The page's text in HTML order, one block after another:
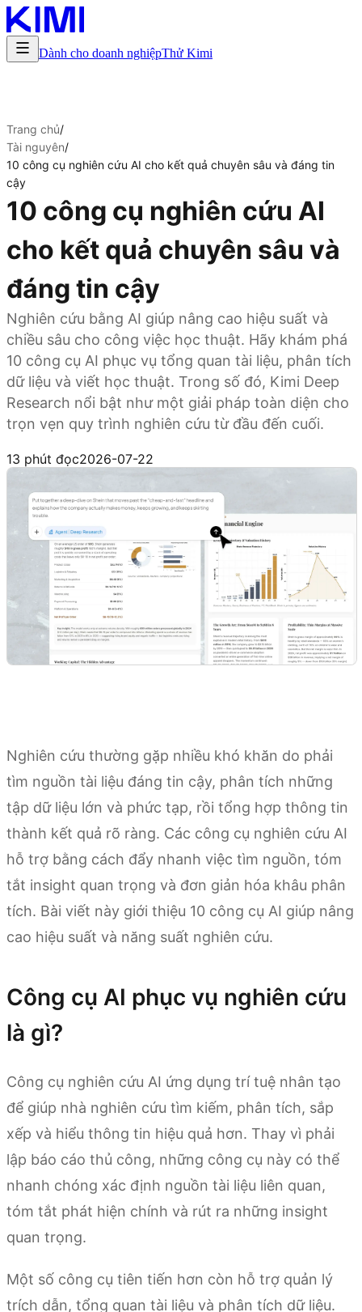
Dành cho doanh nghiệpThử Kimi
Trang chủ/
Tài nguyên/
10 công cụ nghiên cứu AI cho kết quả chuyên sâu và đáng tin
cậy
10 công cụ nghiên cứu AI
cho kết quả chuyên sâu và
đáng tin cậy
Nghiên cứu bằng AI giúp nâng cao hiệu suất và
chiều sâu cho công việc học thuật. Hãy khám phá
10 công cụ AI phục vụ tổng quan tài liệu, phân tích
dữ liệu và viết học thuật. Trong số đó, Kimi Deep
Research nổi bật như một giải pháp toàn diện cho
trọn vẹn quy trình nghiên cứu từ đầu đến cuối.
13 phút đọc2026-07-22
Nghiên cứu thường gặp nhiều khó khăn do phải
tìm nguồn tài liệu đáng tin cậy, phân tích những
tập dữ liệu lớn và phức tạp, rồi tổng hợp thông tin
thành kết quả rõ ràng. Các công cụ nghiên cứu AI
hỗ trợ bằng cách đẩy nhanh việc tìm nguồn, tóm
tắt insight quan trọng và đơn giản hóa khâu phân
tích. Bài viết này giới thiệu 10 công cụ AI giúp nâng
cao hiệu suất và năng suất nghiên cứu.
Công cụ AI phục vụ nghiên cứu
là gì?
Công cụ nghiên cứu AI ứng dụng trí tuệ nhân tạo
để giúp nhà nghiên cứu tìm kiếm, phân tích, sắp
xếp và hiểu thông tin hiệu quả hơn. Thay vì phải
lập báo cáo thủ công, những công cụ này có thể
nhanh chóng xác định nguồn tài liệu liên quan,
tóm tắt phát hiện chính và rút ra những insight
quan trọng.
Một số công cụ tiên tiến hơn còn hỗ trợ quản lý
trích dẫn, tổng quan tài liệu và phân tích dữ liệu.